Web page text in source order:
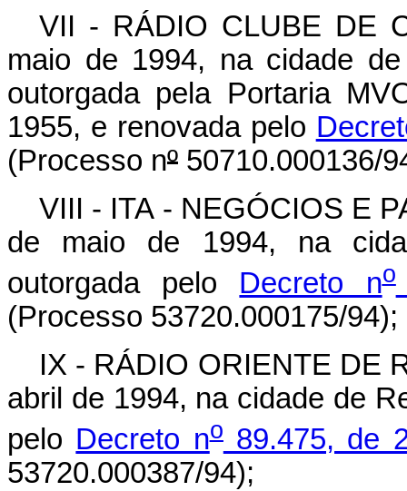
VII - RÁDIO CLUBE DE
maio de 1994, na cidade
outorgada pela Portaria
1955, e renovada pelo
(Processo nº 50710.000136/
VIII - ITA - NEGÓCIOS E
de maio de 1994, na
outorgada pelo Decreto no
(Processo 53720.000175/94);
IX - RÁDIO ORIENTE DE
abril de 1994, na cidade de
pelo Decreto no89.475, de
53720.000387/94);